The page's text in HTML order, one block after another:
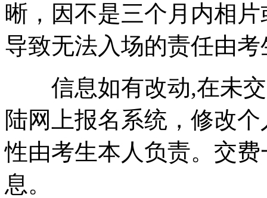
晰，因不是三个月内相
导致无法入场的责任由
信息如有改动,在未交
陆网上报名系统，修改
性由考生本人负责。交
息。